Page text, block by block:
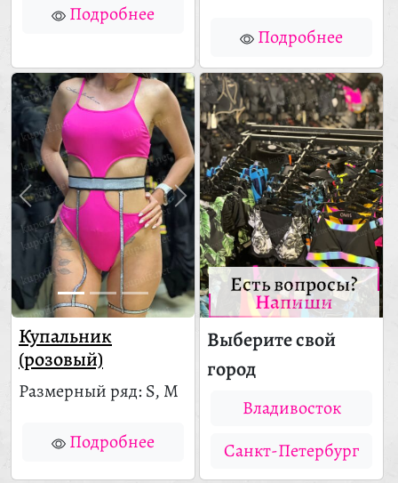
Есть вопросы?
Напиши
Выберите свой
город
Владивосток
Санкт-Петербург
Подробнее
Подробнее
Купальник
(розовый)
Размерный ряд: S, M
Подробнее